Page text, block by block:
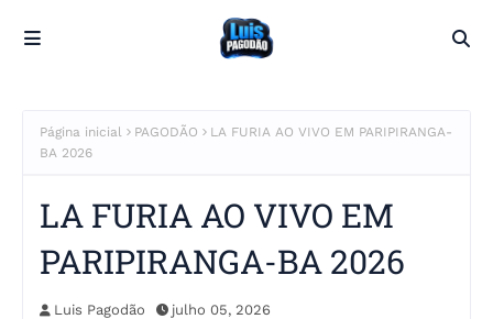
Página inicial PAGODÃO
LA FURIA AO VIVO EM PARIPIRANGA-
BA 2026
LA FURIA AO VIVO EM
PARIPIRANGA-BA 2026
Luis Pagodão julho 05, 2026